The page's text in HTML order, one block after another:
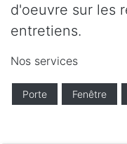
d'oeuvre sur les
entretiens.
Nos services
Porte Fenêtre